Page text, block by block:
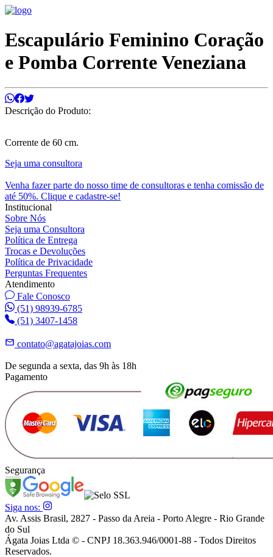
Escapulário Feminino Coração
e Pomba Corrente Veneziana
Descrição do Produto:
Corrente de 60 cm.
Seja uma consultora
Venha fazer parte do nosso time de consultoras e tenha comissão de
até 50%. Clique e cadastre-se!
Institucional
Sobre Nós
Seja uma Consultora
Política de Entrega
Trocas e Devoluções
Política de Privacidade
Perguntas Frequentes
Atendimento
Fale Conosco
(51) 98939-6785
(51) 3407-1458
contato@agatajoias.com
De segunda a sexta, das 9h às 18h
Pagamento
Segurança
Siga nos:
Av. Assis Brasil, 2827 - Passo da Areia - Porto Alegre - Rio Grande
do Sul
Ágata Joias Ltda © - CNPJ 18.363.946/0001-88 - Todos Direitos
Reservados.